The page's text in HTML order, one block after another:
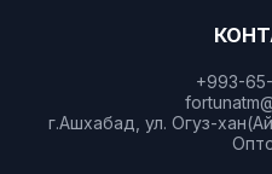
+993-
г.Ашхабад, ул. Огуз-